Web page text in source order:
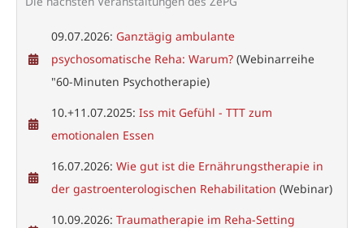
09.07.2026: Ganztägig ambulante
psychosomatische Reha: Warum? (Webinarreihe
"60-Minuten Psychotherapie)
10.+11.07.2025: Iss mit Gefühl - TTT zum
emotionalen Essen
16.07.2026: Wie gut ist die Ernährungstherapie in
der gastroenterologischen Rehabilitation (Webinar)
10.09.2026: Traumatherapie im Reha-Setting